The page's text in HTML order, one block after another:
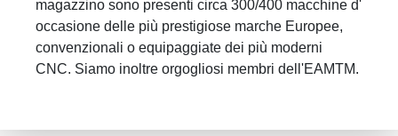
magazzino sono presenti circa 300/400 macchine d'
occasione delle più prestigiose marche Europee,
convenzionali o equipaggiate dei più moderni
CNC. Siamo inoltre orgogliosi membri dell'EAMTM.